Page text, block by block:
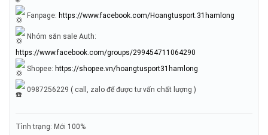
Fanpage: https://www.facebook.com/Hoangtusport.31hamlong
Nhóm săn sale Auth:
https://www.facebook.com/groups/299454711064290
Shopee: https://shopee.vn/hoangtusport31hamlong
0987256229 ( call, zalo để được tư vấn chất lượng )
Tình trạng: Mới 100%